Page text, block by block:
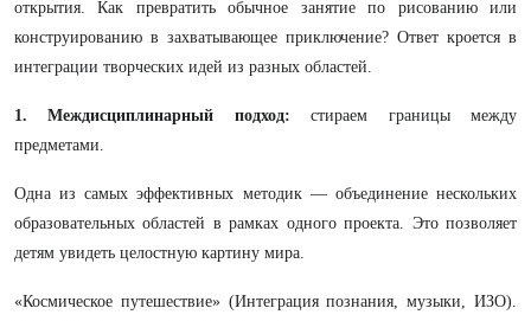
открытия. Как превратить обычное занятие по рисованию или
конструированию в захватывающее приключение? Ответ кроется в
интеграции творческих идей из разных областей.
1. Междисциплинарный подход: стираем границы между
предметами.
Одна из самых эффективных методик — объединение нескольких
образовательных областей в рамках одного проекта. Это позволяет
детям увидеть целостную картину мира.
«Космическое путешествие» (Интеграция познания, музыки, ИЗО).